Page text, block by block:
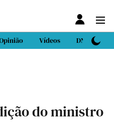
Vídeos DN Sport
do ministro